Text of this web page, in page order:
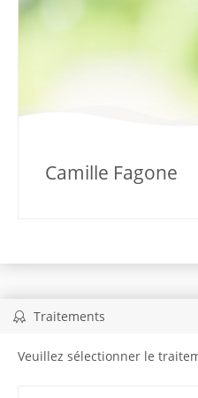
Camille Fagone
Traitements
Veuillez sélectionner le